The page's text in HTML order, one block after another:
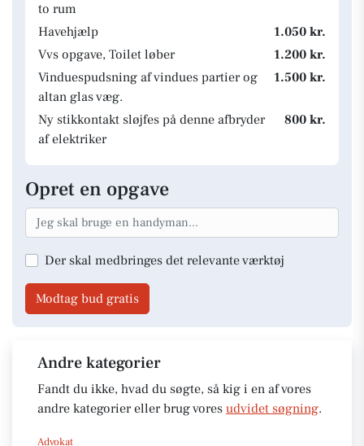
to rum
Havehjælp
1.050 kr.
Vvs opgave, Toilet løber
1.200 kr.
Vinduespudsning af vindues partier og
altan glas væg.
1.500 kr.
Ny stikkontakt sløjfes på denne afbryder
af elektriker
800 kr.
Opret en opgave
Der skal medbringes det relevante værktøj
Modtag bud gratis
Andre kategorier
Fandt du ikke, hvad du søgte, så kig i en af vores
andre kategorier eller brug vores udvidet søgning.
Advokat